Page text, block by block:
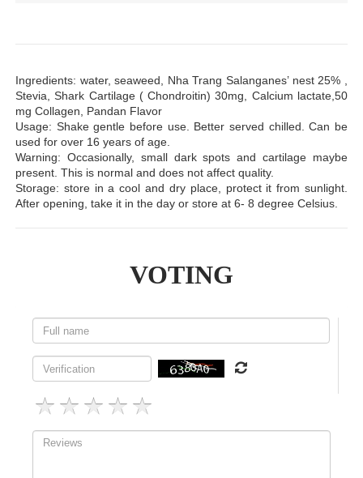
Ingredients: water, seaweed, Nha Trang Salanganes’ nest 25% ,
Stevia, Shark Cartilage ( Chondroitin) 30mg, Calcium lactate,50
mg Collagen, Pandan Flavor
Usage: Shake gentle before use. Better served chilled. Can be
used for over 16 years of age.
Warning: Occasionally, small dark spots and cartilage maybe
present. This is normal and does not affect quality.
Storage: store in a cool and dry place, protect it from sunlight.
After opening, take it in the day or store at 6- 8 degree Celsius.
VOTING